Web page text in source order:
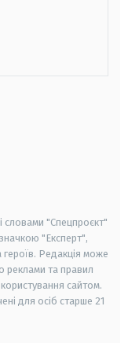
словами "Спецпроєкт"
"Експерт",
Редакція може
реклами та правил
сайтом.
для осіб старше 21